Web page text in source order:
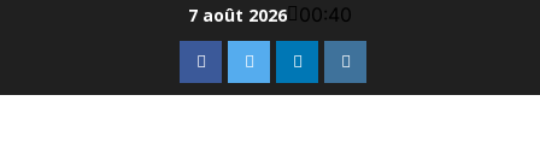
7 août 2026 00:40